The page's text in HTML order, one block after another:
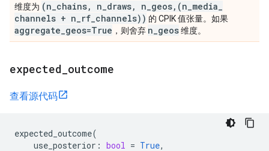
维度为 (n chains, n draws, n geos, (n media
channels + n rf channels)) 的 CPIK 值张量。如果
aggregate geos=True ，则舍弃 n geos维度。
expected outcome
查看源代码
expected_outcome(
use_posterior : bool = True,